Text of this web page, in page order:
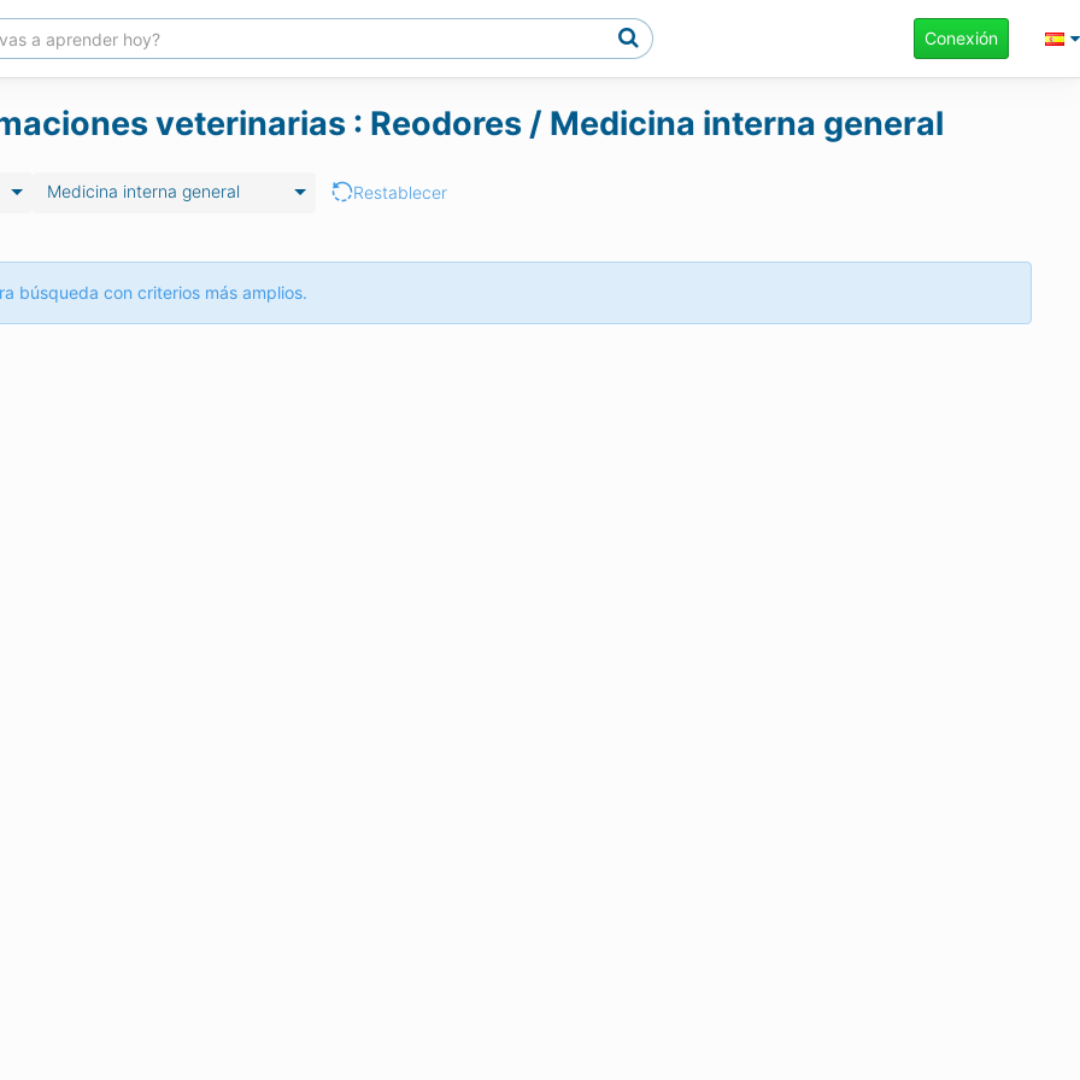
Conexión
veterinarias : Reodores / Medicina interna general
Medicina interna general Restablecer
búsqueda con criterios más amplios.